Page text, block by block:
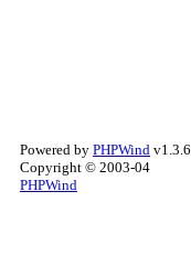
Powered by PHPWind v1.3.6
Copyright © 2003-04
PHPWind